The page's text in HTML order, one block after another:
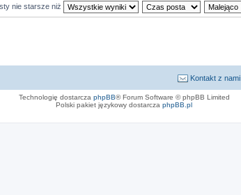
nie starsze niż
Kontakt z nami
Technologię dostarcza phpBB® Forum Software © phpBB Limited
Polski pakiet językowy dostarcza phpBB.pl